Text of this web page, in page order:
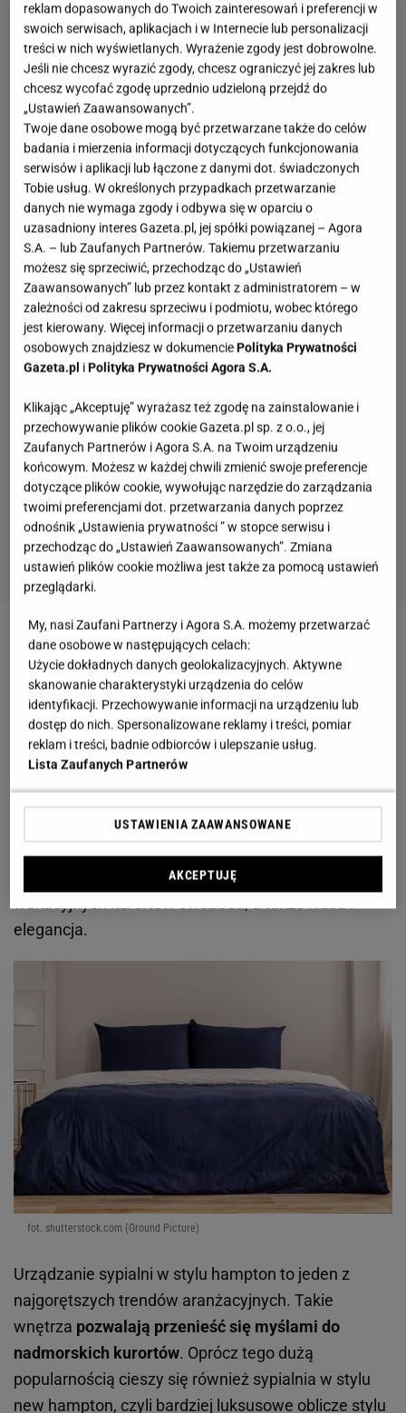
Sypialnia w stylu hampton — skąd wywodzi się ta
estetyka?
Sypialnia w stylu hampton czerpie inspiracje z
aranżacji wnętrz amerykańskich mieszkań
zlokalizowanych w miejscowościach East Hampton
i South Hampton. Są tosłynne kurorty położone na
wyspie Long Island, gdzie zamożni nowojorczycy
amerykańskiej elity wyróżnia typowa dla
elegancja.
fot. shutterstock.com (Ground Picture)
Urządzanie sypialni w stylu hampton to jeden z
najgorętszych trendów aranżacyjnych. Takie
wnętrza pozwalają przenieść się myślami do
nadmorskich kurortów. Oprócz tego dużą
popularnością cieszy się również sypialnia w stylu
new hampton, czyli bardziej luksusowe oblicze stylu
reklam dopasowanych do Twoich zainteresowań i preferencji w
swoich serwisach, aplikacjach i w Internecie lub personalizacji
treści w nich wyświetlanych. Wyrażenie zgody jest dobrowolne.
Jeśli nie chcesz wyrazić zgody, chcesz ograniczyć jej zakres lub
chcesz wycofać zgodę uprzednio udzieloną przejdź do
„Ustawień Zaawansowanych”.
Twoje dane osobowe mogą być przetwarzane także do celów
badania i mierzenia informacji dotyczących funkcjonowania
serwisów i aplikacji lub łączone z danymi dot. świadczonych
Tobie usług. W określonych przypadkach przetwarzanie
danych nie wymaga zgody i odbywa się w oparciu o
uzasadniony interes Gazeta.pl, jej spółki powiązanej – Agora
S.A. – lub Zaufanych Partnerów. Takiemu przetwarzaniu
możesz się sprzeciwić, przechodząc do „Ustawień
Zaawansowanych” lub przez kontakt z administratorem – w
zależności od zakresu sprzeciwu i podmiotu, wobec którego
jest kierowany. Więcej informacji o przetwarzaniu danych
osobowych znajdziesz w dokumenciePolityka Prywatności
Gazeta.pl iPolityka Prywatności Agora S.A.
Klikając „Akceptuję” wyrażasz też zgodę na zainstalowanie i
przechowywanie plików cookie Gazeta.pl sp. z o.o., jej
Zaufanych Partnerów i Agora S.A. na Twoim urządzeniu
końcowym. Możesz w każdej chwili zmienić swoje preferencje
dotyczące plików cookie, wywołując narzędzie do zarządzania
twoimi preferencjami dot. przetwarzania danych poprzez
odnośnik „Ustawienia prywatności ” w stopce serwisu i
przechodząc do „Ustawień Zaawansowanych”. Zmiana
ustawień plików cookie możliwa jest także za pomocą ustawień
przeglądarki.
My, nasi Zaufani Partnerzy i Agora S.A. możemy przetwarzać
dane osobowe w następujących celach:
Użycie dokładnych danych geolokalizacyjnych. Aktywne
skanowanie charakterystyki urządzenia do celów
identyfikacji. Przechowywanie informacji na urządzeniu lub
dostęp do nich. Spersonalizowane reklamy i treści, pomiar
reklam i treści, badnie odbiorców i ulepszanie usług.
Lista Zaufanych Partnerów
USTAWIENIA ZAAWANSOWANE
AKCEPTUJĘ